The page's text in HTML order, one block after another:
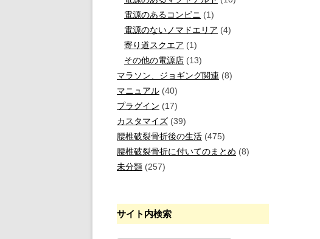
電源のあるコンビニ (1)
電源のないノマドエリア (4)
寄り道スクエア (1)
その他の電源店 (13)
マラソン、ジョギング関連 (8)
マニュアル (40)
プラグイン (17)
カスタマイズ (39)
腰椎破裂骨折後の生活 (475)
腰椎破裂骨折に付いてのまとめ (8)
未分類 (257)
サイト内検索